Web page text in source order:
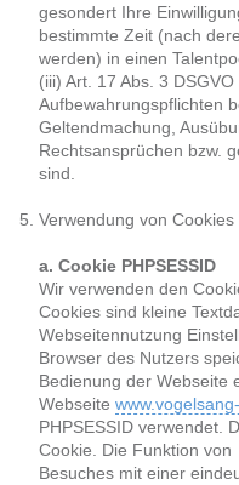
gesondert Ihre
bestimmte Zeit (nach
werden) in einen
(iii) Art. 17 Abs. 3
Aufbewahrungspflichten
Geltendmachung,
Rechtsansprüchen bzw.
sind.
Verwendung von
a. Cookie PHPSESSID
Wir verwenden den
Cookies sind kleine
Webseitennutzung
Browser des Nutzers
Bedienung der Webseite
Webseite
PHPSESSID verwendet.
Cookie. Die Funktion
Besuches mit einer